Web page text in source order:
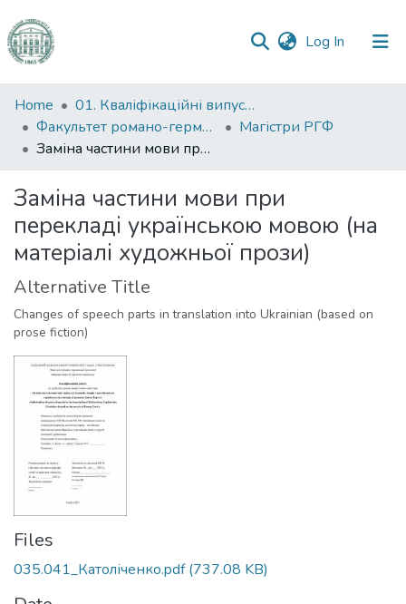
Log In (current)
Communities
&
Collections
Statistics
Home
01. Кваліфікаційні випускні роботи здобувачів вищої освіти
Факультет романо-германської філології
Магістри РГФ
Заміна частини мови при перекладі українською мовою (на матеріалі художньої прози)
Заміна частини мови при
перекладі українською мовою (на
матеріалі художньої прози)
Alternative Title
Changes of speech parts in translation into Ukrainian (based on
prose fiction)
Files
035.041_Католіченко.pdf(737.08 KB)